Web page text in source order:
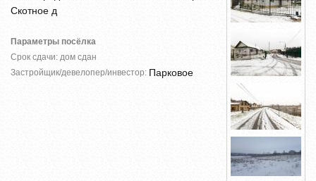
Скотное д
Параметры посёлка
Срок сдачи: дом сдан
Застройщик/девелопер/инвестор: Парковое